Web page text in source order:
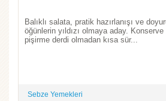
Balıklı salata, pratik hazırlanışı ve
öğünlerin yıldızı olmaya aday.
pişirme derdi olmadan kısa sür...
Sebze Yemekleri